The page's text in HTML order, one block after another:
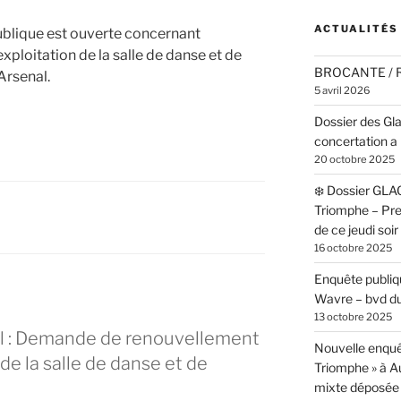
est ouverte concernant
de la salle de danse et de
: Demande de renouvellement
la salle de danse et de
ACTUALITÉS
BROCANTE /
5 avril 2026
Dossier des
concertation a
20 octobre 2025
❄️ Dossier
Triomphe –
de ce jeudi
16 octobre 2025
Enquête
Wavre – bvd
13 octobre 2025
Nouvelle
Triomphe » à
mixte